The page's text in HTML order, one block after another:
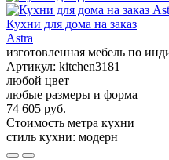
Кухни для дома на заказ
Astra
изготовленная мебель по
Артикул: kitchen3181
любой цвет
любые размеры и форма
74 605 руб.
Стоимость метра кухни
стиль кухни: модерн